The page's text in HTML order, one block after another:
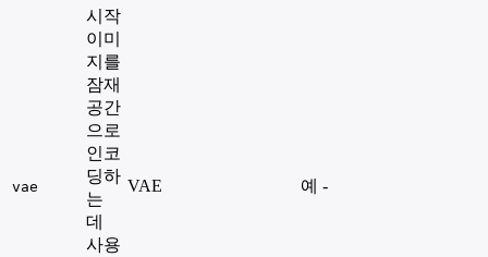
vae
시작
이미
지를
잠재
공간
으로
인코
딩하
는
데
사용
VAE 예 -